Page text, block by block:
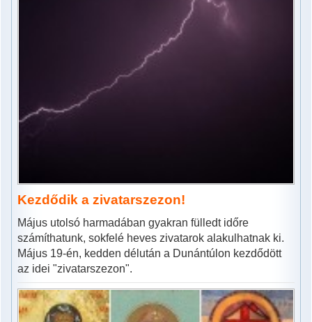
Kezdődik a zivatarszezon!
Május utolsó harmadában gyakran fülledt időre
számíthatunk, sokfelé heves zivatarok alakulhatnak ki.
Május 19-én, kedden délután a Dunántúlon kezdődött
az idei "zivatarszezon".